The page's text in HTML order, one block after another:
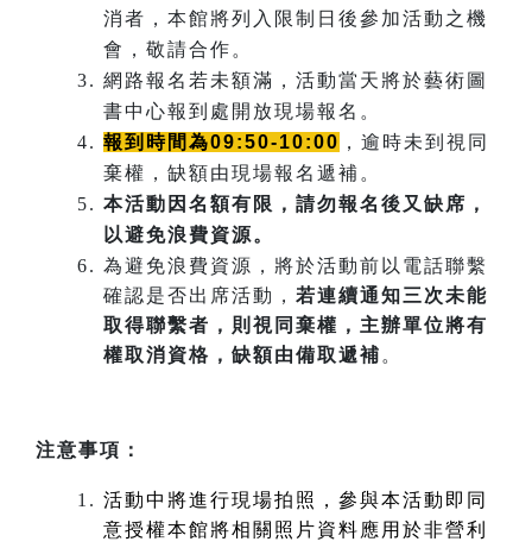
消者，本館將列入限制日後參加活動之機
會，敬請合作。
網路報名若未額滿，活動當天將於藝術圖
書中心報到處開放現場報名。
報到時間為09:50-10:00 ，逾時未到視同
棄權，缺額由現場報名遞補。
本活動因名額有限，請勿報名後又缺席，
以避免浪費資源。
為避免浪費資源，將於活動前以電話聯繫
確認是否出席活動， 若連續通知三次未能
取得聯繫者，則視同棄權，主辦單位將有
權取消資格，缺額由備取遞補 。
注意事項：
活動中將進行現場拍照，參與本活動即同
意授權本館將相關照片資料應用於非營利